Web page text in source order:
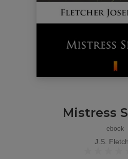
Mistress
ebook
J.S.